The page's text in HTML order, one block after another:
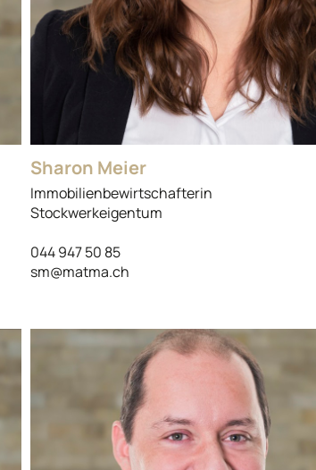
Sharon Meier
Immobilienbewirtschafterin
Stockwerkeigentum
044 947 50 85
sm@matma.ch